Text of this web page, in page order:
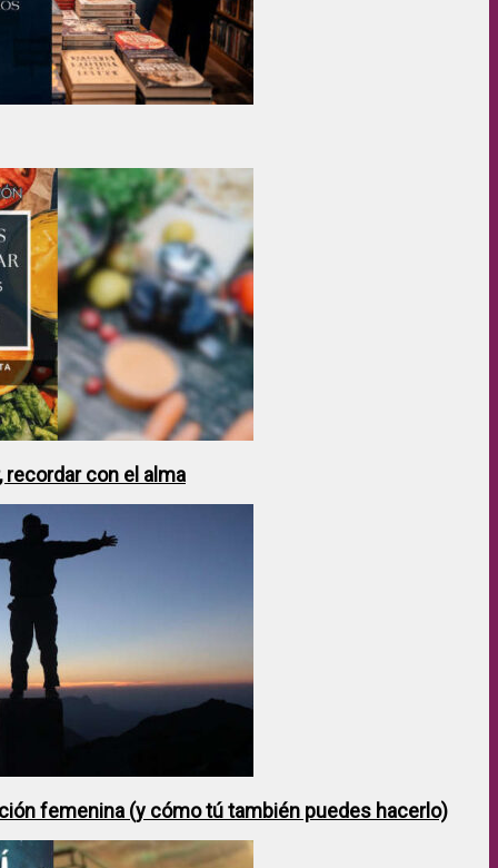
recordar con el alma
femenina (y cómo tú también puedes hacerlo)